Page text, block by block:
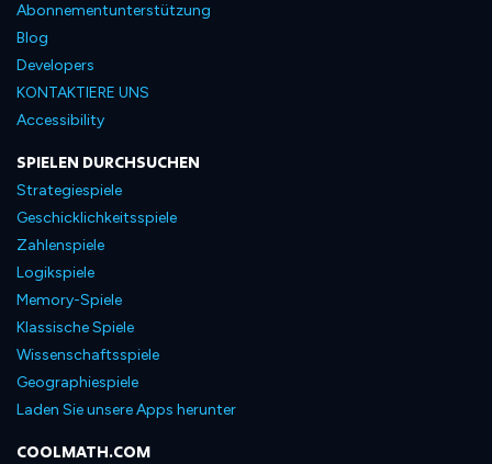
Abonnementunterstützung
Blog
Developers
KONTAKTIERE UNS
Accessibility
SPIELEN DURCHSUCHEN
Strategiespiele
Geschicklichkeitsspiele
Zahlenspiele
Logikspiele
Memory-Spiele
Klassische Spiele
Wissenschaftsspiele
Geographiespiele
Laden Sie unsere Apps herunter
COOLMATH.COM